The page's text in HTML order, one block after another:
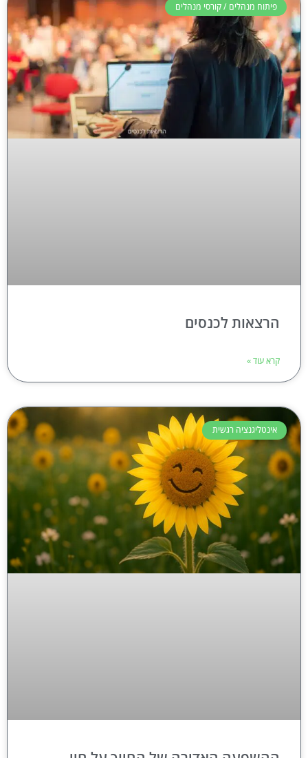
פיתוח מנהלים / קורסי מנהלים
הרצאות לכנסים
קרא עוד »
אינטליגנציה רגשית